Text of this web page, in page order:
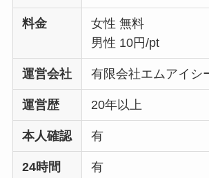
料金
女性 無料
男性 10円/pt
運営会社 有限会社エムアイシ
運営歴 20年以上
本人確認 有
24時間
有